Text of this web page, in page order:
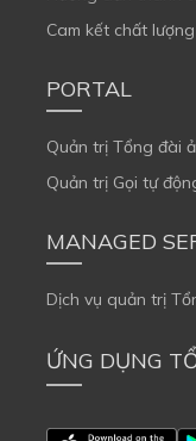
Cam kết chất
PORTAL
Quản trị Tổng đài
Quản trị Gọi tự
MANAGED
Dịch vụ quản trị
ỨNG DỤNG